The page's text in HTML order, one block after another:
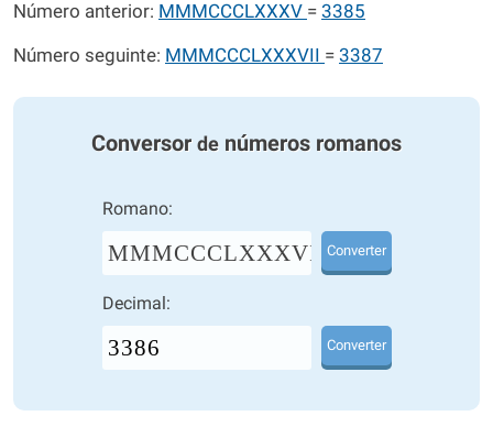
Número anterior: MMMCCCLXXXV = 3385
Número seguinte: MMMCCCLXXXVII = 3387
Conversor de números romanos
Romano:
MMMCCCLXXXVI Converter
Decimal:
Converter